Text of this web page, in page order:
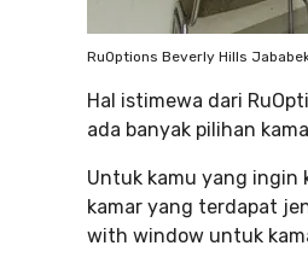
RuOptions Beverly Hills
Hal istimewa dari
ada banyak pilihan
Untuk kamu yang ingin
kamar yang terdapat
with window untuk